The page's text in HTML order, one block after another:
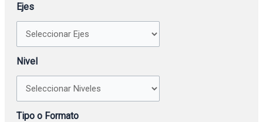
Ejes
Nivel
Tipo o Formato